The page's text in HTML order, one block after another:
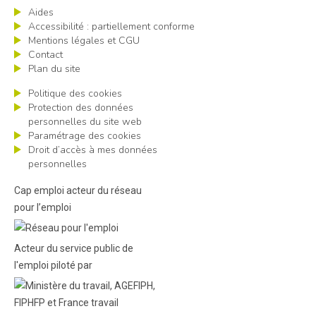
LUA FRANCE TRAVAIL - CAP
EMPLOI 78
home_pin 1416, boulevard leon blum
Localiser
LUA FRANCE TRAVAIL - CAP
EMPLOI 78
home_pin 2, bis boulevard calmette
78200 Mantes La Jolie
Localiser
LUA FRANCE TRAVAIL - CAP
EMPLOI 78
home_pin
2, place georges pompidou
78300 Poissy
Aides
Accessibilité : partiellement conforme
Mentions légales et CGU
Contact
Plan du site
Politique des cookies
Protection des données
personnelles du site web
Paramétrage des cookies
Droit d’accès à mes données
personnelles
Cap emploi acteur du réseau
pour l’emploi
Acteur du service public de
l'emploi piloté par